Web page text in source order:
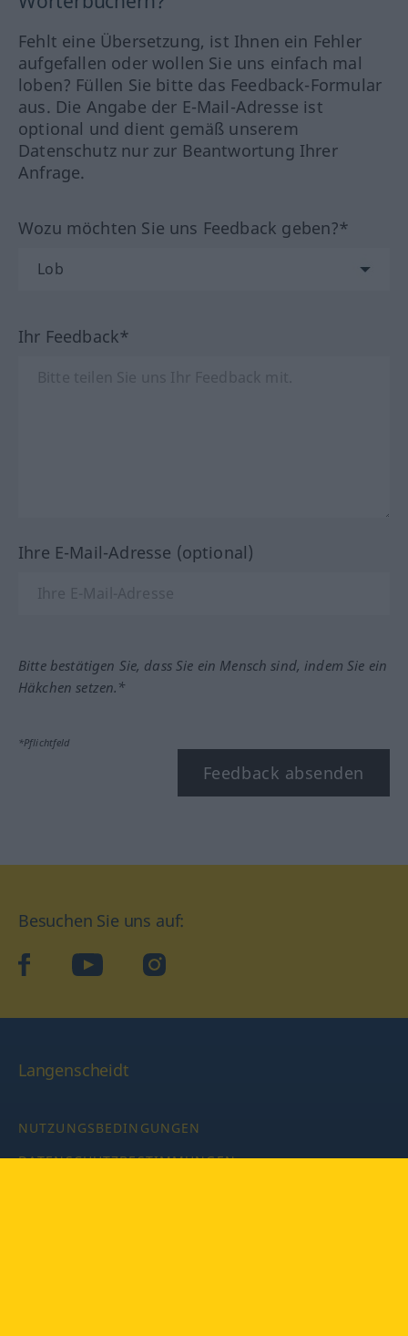
Fehlt eine Übersetzung, ist Ihnen ein Fehler
aufgefallen oder wollen Sie uns einfach mal
loben? Füllen Sie bitte das Feedback-Formular
aus. Die Angabe der E-Mail-Adresse ist
optional und dient gemäß unserem
Datenschutz nur zur Beantwortung Ihrer
Anfrage.
Wozu möchten Sie uns Feedback geben?*
Ihr Feedback*
Ihre E-Mail-Adresse (optional)
Bitte bestätigen Sie, dass Sie ein Mensch sind, indem Sie ein
Häkchen setzen.*
*Pflichtfeld
Feedback absenden
Besuchen Sie uns auf:
facebookYouTube Instagram
Langenscheidt
NUTZUNGSBEDINGUNGEN
DATENSCHUTZBESTIMMUNGEN